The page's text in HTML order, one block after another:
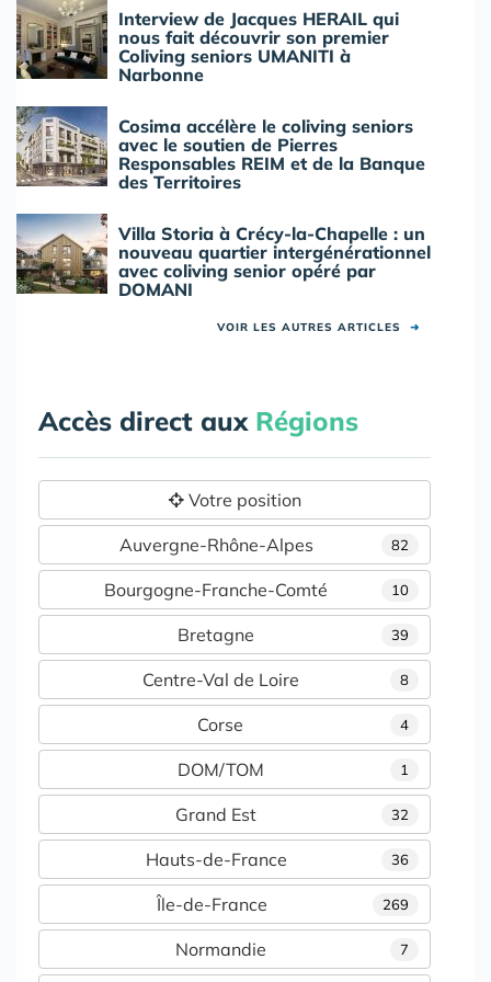
Interview de Jacques HERAIL qui
nous fait découvrir son premier
Coliving seniors UMANITI à
Narbonne
Cosima accélère le coliving seniors
avec le soutien de Pierres
Responsables REIM et de la Banque
des Territoires
Villa Storia à Crécy-la-Chapelle : un
nouveau quartier intergénérationnel
avec coliving senior opéré par
DOMANI
VOIR LES AUTRES ARTICLES ➜
Accès direct aux Régions
Votre position
82
Auvergne-Rhône-Alpes
10
Bourgogne-Franche-Comté
39
Bretagne
8
Centre-Val de Loire
4
Corse
1
DOM/TOM
32
Grand Est
36
Hauts-de-France
269
Île-de-France
7
Normandie